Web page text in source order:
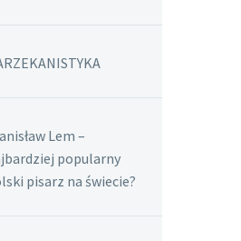
Lem –
popularny
pisarz na świecie?